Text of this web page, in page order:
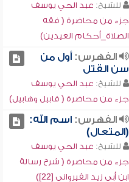
للشيخ: عبد الحي يوسف
جزء من محاضرة ( فقه
الصلاة_أحكام العيدين)
الفهرس:أول من
سن القتل
للشيخ: عبد الحي يوسف
جزء من محاضرة ( قابيل وهابيل)
الفهرس:اسم الله:
(المتعال)
للشيخ: عبد الحي يوسف
جزء من محاضرة ( شرح رسالة
ابن أبي زيد القيرواني [22])